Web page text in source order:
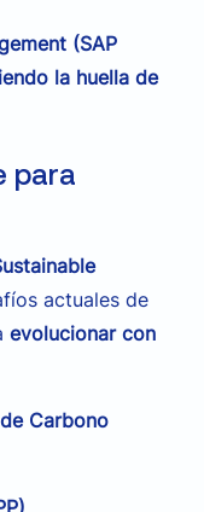
(SAP
la huella de
para
actuales de
evolucionar con
Carbono